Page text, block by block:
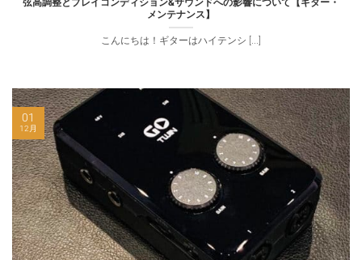
弦高調整とプレイコンディション&サウンドへの影響について【ギター・
メンテナンス】
こんにちは！ギターはハイテンシ [...]
01
12月